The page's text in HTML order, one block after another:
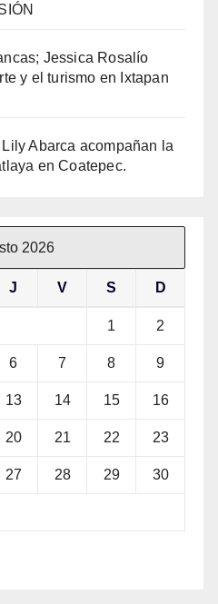
Jessica Rosalío
y el turismo en Ixtapan
Abarca acompañan la
en Coatepec.
2026
J V S D
1 2
6 7 8 9
13 14 15 16
20 21 22 23
27 28 29 30